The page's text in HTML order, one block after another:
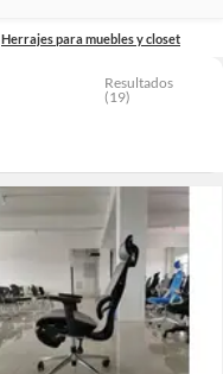
Herrajes para muebles y closet
Resultados
(19)